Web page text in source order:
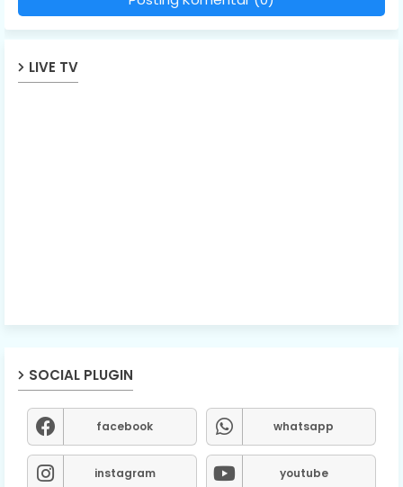
LIVE TV
SOCIAL PLUGIN
facebook whatsapp
instagram youtube